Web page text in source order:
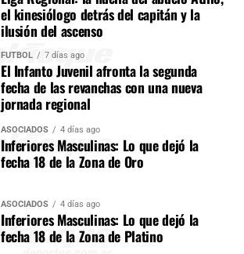
el kinesiólogo detrás del capitán y la
ilusión del ascenso
FÚTBOL 7 días ago
El Infanto Juvenil afronta la segunda
fecha de las revanchas con una nueva
jornada regional
ASOCIADOS 4 días ago
Inferiores Masculinas: Lo que dejó la
fecha 18 de la Zona de Oro
ASOCIADOS 4 días ago
Inferiores Masculinas: Lo que dejó la
fecha 18 de la Zona de Platino